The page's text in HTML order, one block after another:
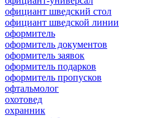
официант шведский стол
официант шведской линии
оформитель
оформитель документов
оформитель заявок
оформитель подарков
оформитель пропусков
офтальмолог
охотовед
охранник